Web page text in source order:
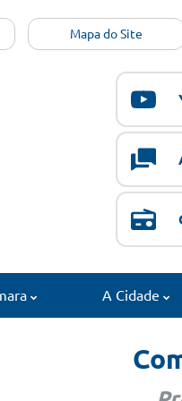
Mapa do Site
A Cidade